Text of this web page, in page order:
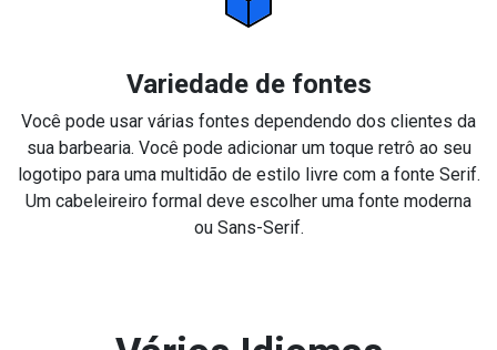
Variedade de fontes
Você pode usar várias fontes dependendo dos clientes da
sua barbearia. Você pode adicionar um toque retrô ao seu
logotipo para uma multidão de estilo livre com a fonte Serif.
Um cabeleireiro formal deve escolher uma fonte moderna
ou Sans-Serif.